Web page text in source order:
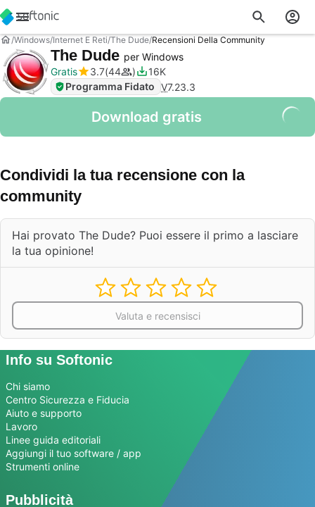
Windows Internet E Reti The Dude Recensioni Della Community
The Dude per Windows
Gratis
3.7 44
16K
Programma Fidato V7.23.3
Download gratis
Condividi la tua recensione con la
community
Hai provato The Dude? Puoi essere il primo a lasciare
la tua opinione!
Valuta e recensisci
Info su Softonic
Chi siamo
Centro Sicurezza e Fiducia
Aiuto e supporto
Lavoro
Linee guida editoriali
Aggiungi il tuo software / app
Strumenti online
Pubblicità